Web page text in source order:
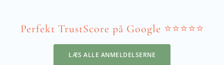
Perfekt TrustScore på Google ⭐️⭐️⭐️⭐️⭐️
LÆS ALLE ANMELDELSERNE